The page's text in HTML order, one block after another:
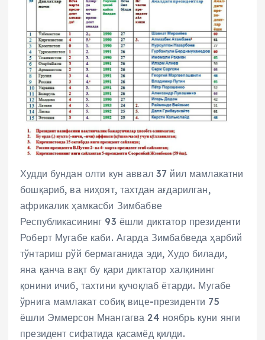
Худди бундан олти кун аввал 37 йил мамлакатни
бошқариб, ва ниҳоят, тахтдан ағдарилган,
африкалик ҳамкасби Зимбабве
Республикасининг 93 ёшли диктатор президенти
Роберт Мугабе каби. Агарда Зимбабведа ҳарбий
тўнтариш рўй бермаганида эди, Худо билади,
яна қанча вақт бу қари диктатор халқининг
қонини ичиб, тахтини қучоқлаб ётарди. Мугабе
ўрнига мамлакат собиқ вице-президенти 75
ёшли Эммерсон Мнангагва 24 ноябрь куни янги
президент сифатида қасамёд қилди.